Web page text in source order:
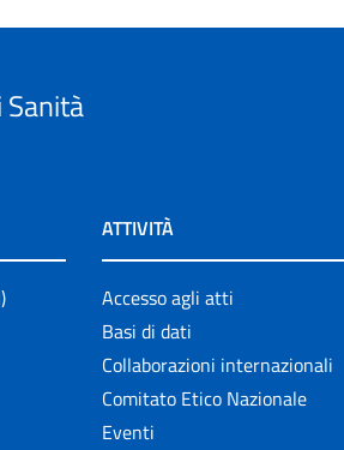
ATTIVITÀ
Accesso agli atti
Basi di dati
Collaborazioni internazionali
Comitato Etico Nazionale
Eventi